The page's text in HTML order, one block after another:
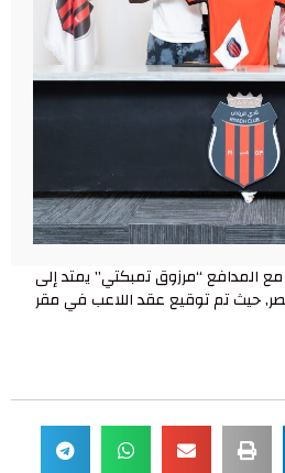
مع المدافع “مرزوق تمبكتي” يمتد إلى
حيث تم توقيع عقد اللاعب في مقر